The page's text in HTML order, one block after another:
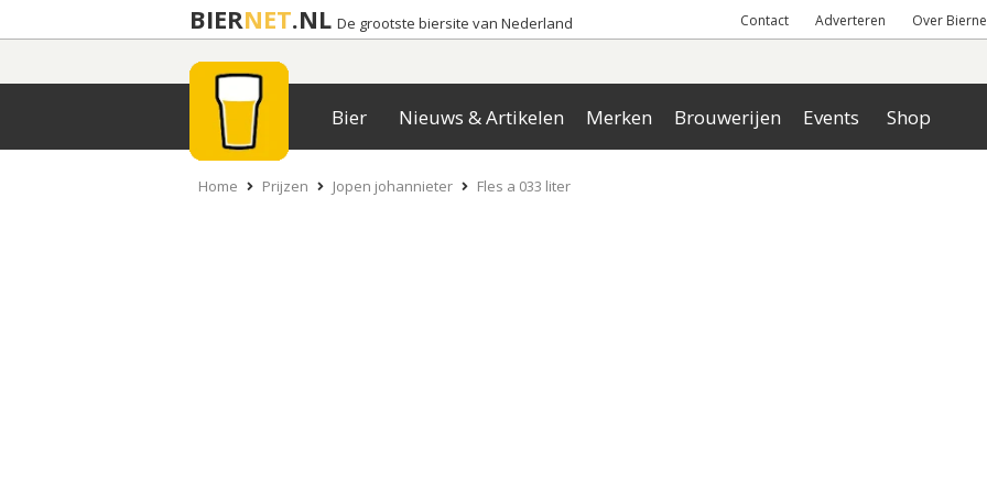
BIERNET.NL De grootste biersite van Nederland Contact Adverteren Over
Bier Nieuws & Artikelen Merken Brouwerijen Events Shop
Home Prijzen Jopen johannieter Fles a 033 liter